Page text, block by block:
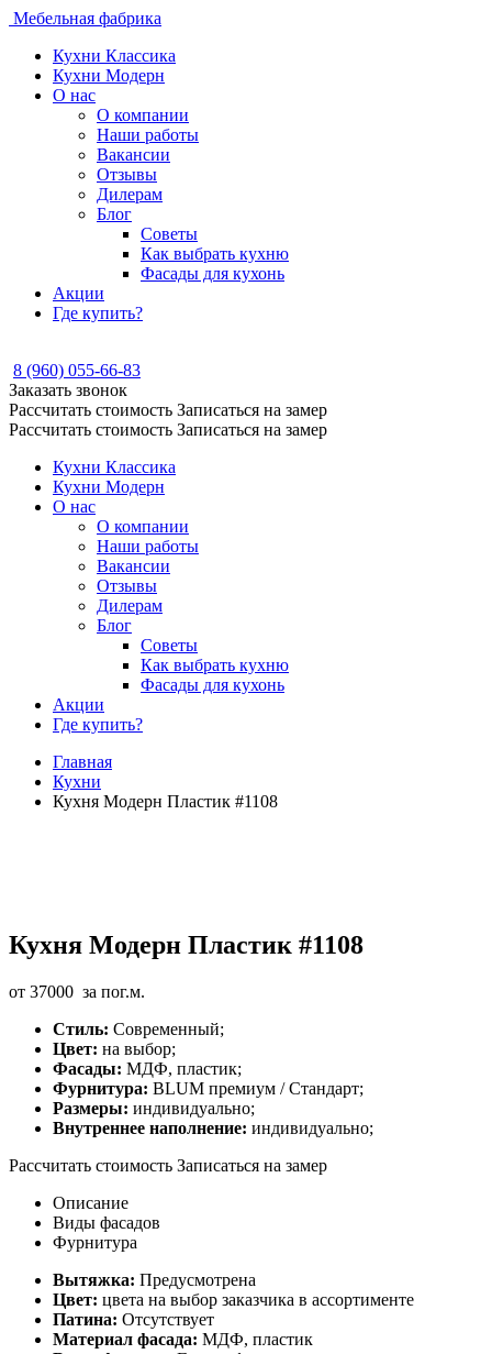
Мебельная фабрика
Кухни Классика
Кухни Модерн
О нас
О компании
Наши работы
Вакансии
Отзывы
Дилерам
Блог
Советы
Как выбрать кухню
Фасады для кухонь
Акции
Где купить?
8 (960) 055-66-83
Заказать звонок
Рассчитать стоимость Записаться на замер
Рассчитать стоимость Записаться на замер
Кухни Классика
Кухни Модерн
О нас
О компании
Наши работы
Вакансии
Отзывы
Дилерам
Блог
Советы
Как выбрать кухню
Фасады для кухонь
Акции
Где купить?
Главная
Кухни
Кухня Модерн Пластик #1108
Кухня Модерн Пластик #1108
от 37000 за пог.м.
Стиль: Современный;
Цвет: на выбор;
Фасады: МДФ, пластик;
Фурнитура: BLUM премиум / Стандарт;
Размеры: индивидуально;
Внутреннее наполнение: индивидуально;
Рассчитать стоимость Записаться на замер
Описание
Виды фасадов
Фурнитура
Вытяжка: Предусмотрена
Цвет: цвета на выбор заказчика в ассортименте
Патина: Отсутствует
Материал фасада: МДФ, пластик